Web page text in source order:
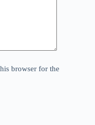
browser for the